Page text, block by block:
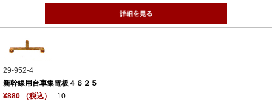
29-952-4
新幹線用台車集電板４６２５
¥880 （税込）
10